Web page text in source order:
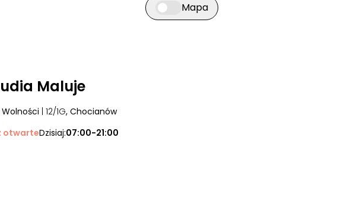
Przełącz widok mapy
Mapa
Maluje
| 12/1G, Chocianów
otwarteDzisiaj:07:00-21:00